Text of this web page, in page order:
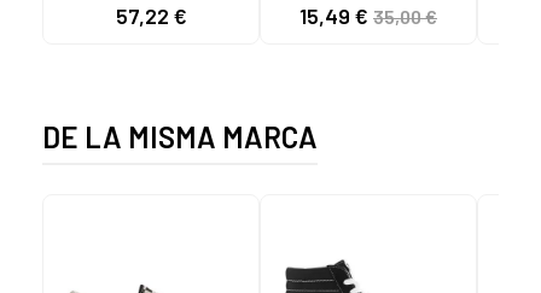
TAUPE C59615 - -
57,22 €
C60056 C60056 -
15,49 € 35,00 €
DE LA MISMA MARCA